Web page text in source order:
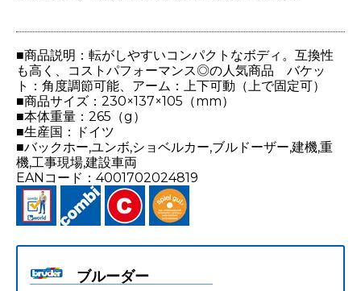
■商品説明：転がしやすいコンパクトなボディ。互換性
も高く、コストパフォーマンス◎の人気商品 バケッ
ト：角度調節可能、アーム：上下可動（上で固定可）
■商品サイズ：230×137×105（mm）
■本体重量：265（g）
■生産国：ドイツ
■バックホー,ユンボ,ショベルカー,ブルドーザー,建機,重
機,工事現場,建設車両
EANコード：4001702024819
ブルーダー